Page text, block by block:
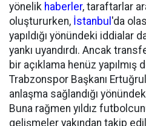
yönelik haberler, taraftarlar
oluştururken, İstanbul 'da
yapıldığı yönündeki iddialar
yankı uyandırdı. Ancak
bir açıklama henüz yapılmış
Trabzonspor Başkanı
anlaşma sağlandığı
Buna rağmen yıldız
gelişmeler yakından takip